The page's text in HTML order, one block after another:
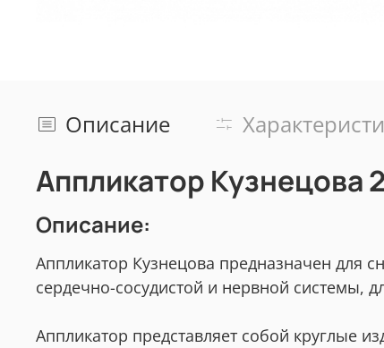
Описание
Аппликатор Кузнецова
Описание:
Аппликатор Кузнецова предназначен для
сердечно-сосудистой и нервной системы,
Аппликатор представляет собой круглые